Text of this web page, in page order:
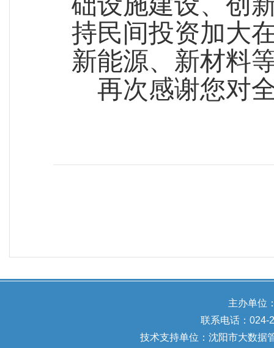
持民间投资加大
新能源、新材料
再次感谢您对